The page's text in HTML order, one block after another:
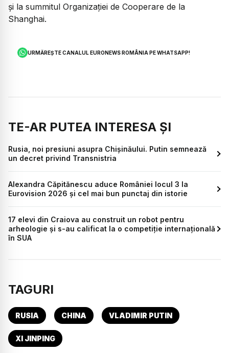
și la summitul Organizaţiei de Cooperare de la
Shanghai.
URMĂREȘTE CANALUL EURONEWS ROMÂNIA PE WHATSAPP!
TE-AR PUTEA INTERESA ȘI
Rusia, noi presiuni asupra Chișinăului. Putin semnează
un decret privind Transnistria
Alexandra Căpitănescu aduce României locul 3 la
Eurovision 2026 și cel mai bun punctaj din istorie
17 elevi din Craiova au construit un robot pentru
arheologie și s-au calificat la o competiție internațională
în SUA
TAGURI
RUSIA CHINA VLADIMIR PUTIN
XI JINPING